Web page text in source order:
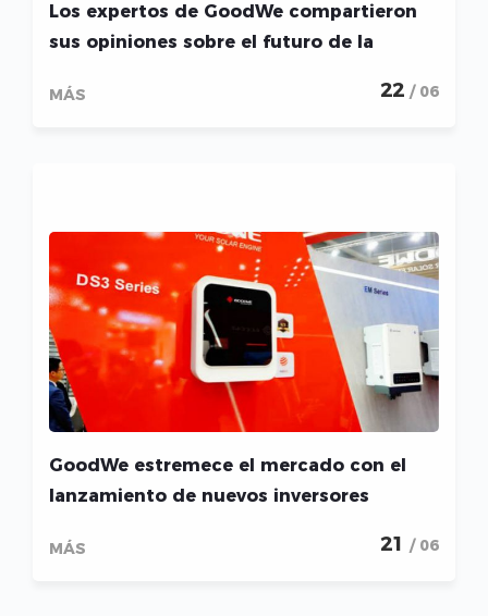
Los expertos de GoodWe compartieron
sus opiniones sobre el futuro de la
MÁS 22 / 06
GoodWe estremece el mercado con el
lanzamiento de nuevos inversores
energía
MÁS 21 / 06